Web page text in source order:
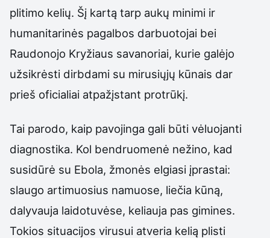
plitimo kelių. Šį kartą tarp aukų minimi ir
humanitarinės pagalbos darbuotojai bei
Raudonojo Kryžiaus savanoriai, kurie galėjo
užsikrėsti dirbdami su mirusiųjų kūnais dar
prieš oficialiai atpažįstant protrūkį.
Tai parodo, kaip pavojinga gali būti vėluojanti
diagnostika. Kol bendruomenė nežino, kad
susidūrė su Ebola, žmonės elgiasi įprastai:
slaugo artimuosius namuose, liečia kūną,
dalyvauja laidotuvėse, keliauja pas gimines.
Tokios situacijos virusui atveria kelią plisti